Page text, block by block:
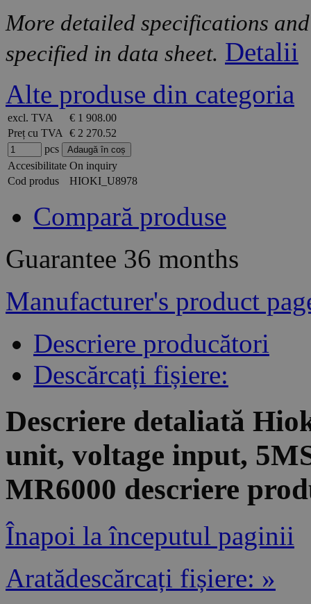
More detailed specifications
specified in data sheet. Detalii
Alte produse din categoria
excl. TVA
€ 1 908.00
Preț cu TVA € 2 270.52
pcs
Accesibilitate On inquiry
Cod produs
HIOKI_U8978
Compară produse
Guarantee 36 months
Manufacturer's product
Descriere producători
Descărcați fișiere:
Descriere detaliată
unit, voltage input,
MR6000 descriere
Înapoi la începutul paginii
Aratădescărcați fișiere: »